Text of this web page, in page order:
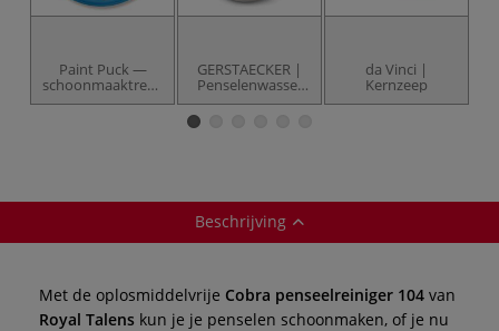
Paint Puck —
schoonmaaktreefje
voor penselen
GERSTAECKER |
Penselenwasser
— draagbaar
da Vinci |
Kernzeep
Beschrijving
Met de oplosmiddelvrije Cobra penseelreiniger 104 van
Royal Talens kun je je penselen schoonmaken, of je nu